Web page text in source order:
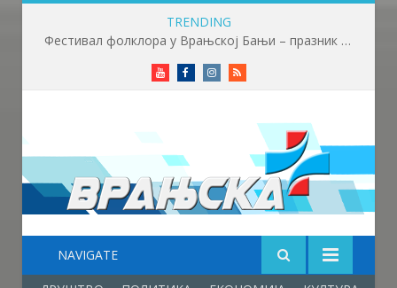
TRENDING
Фестивал фолклора у Врањској Бањи – празник младости, културе, традиције и пријатељства
YoutubeFacebookInstagram
RSS
NAVIGATE